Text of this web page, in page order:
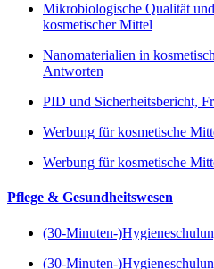
Mikrobiologische Qualität
kosmetischer Mittel
Nanomaterialien in
Antworten
PID und Sicherheitsbericht,
Werbung für kosmetische
Werbung für kosmetische
Pflege & Gesundheitswesen
(30-Minuten-
(30-Minuten-